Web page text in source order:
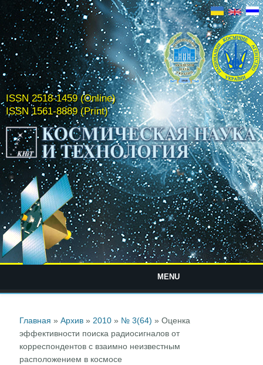
ISSN 2518-1459 (Online)
ISSN 1561-8889 (Print)
MENU
Главная »Архив » 2010 » № 3(64) » Оценка
эффективности поиска радиосигналов от
корреспондентов с взаимно неизвестным
расположением в космосе